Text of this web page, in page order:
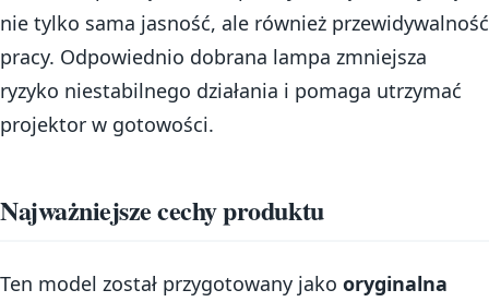
nie tylko sama jasność, ale również przewidywalność
pracy. Odpowiednio dobrana lampa zmniejsza
ryzyko niestabilnego działania i pomaga utrzymać
projektor w gotowości.
Najważniejsze cechy produktu
Ten model został przygotowany jako oryginalna